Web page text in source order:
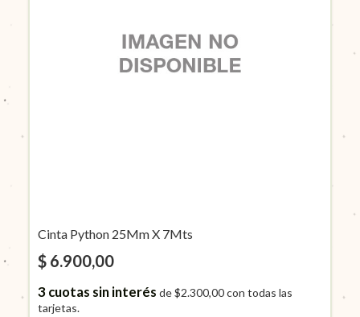
Cinta Python 25Mm X 7Mts
$ 6.900,00
3cuotas sin interés de$2.300,00con todas las
tarjetas.